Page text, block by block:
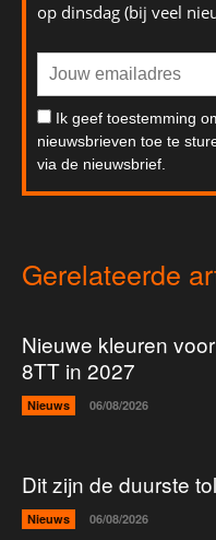
op dinsdag (bij veel
Ik geef toestemming
nieuwsbrieven toe te
via de nieuwsbrief.
Gerelateerde
Nieuwe kleuren
8TT in 2027
Nieuws 06/08/2026
Dit zijn de duurste
Nieuws 06/08/2026